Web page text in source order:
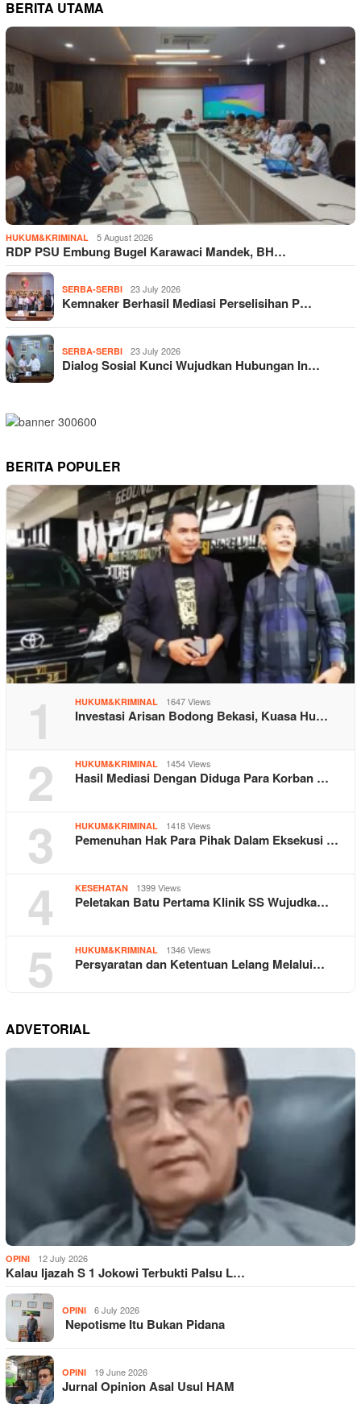
BERITA UTAMA
HUKUM&KRIMINAL 5 August 2026
RDP PSU Embung Bugel Karawaci Mandek, BH…
SERBA-SERBI 23 July 2026
Kemnaker Berhasil Mediasi Perselisihan P…
SERBA-SERBI 23 July 2026
Dialog Sosial Kunci Wujudkan Hubungan In…
BERITA POPULER
1 HUKUM&KRIMINAL 1647 Views
Investasi Arisan Bodong Bekasi, Kuasa Hu…
2 HUKUM&KRIMINAL 1454 Views
Hasil Mediasi Dengan Diduga Para Korban …
3 HUKUM&KRIMINAL 1418 Views
Pemenuhan Hak Para Pihak Dalam Eksekusi …
4 KESEHATAN 1399 Views
Peletakan Batu Pertama Klinik SS Wujudka…
5 HUKUM&KRIMINAL 1346 Views
Persyaratan dan Ketentuan Lelang Melalui…
ADVETORIAL
OPINI 12 July 2026
Kalau Ijazah S 1 Jokowi Terbukti Palsu L…
OPINI 6 July 2026
Nepotisme Itu Bukan Pidana
OPINI 19 June 2026
Jurnal Opinion Asal Usul HAM